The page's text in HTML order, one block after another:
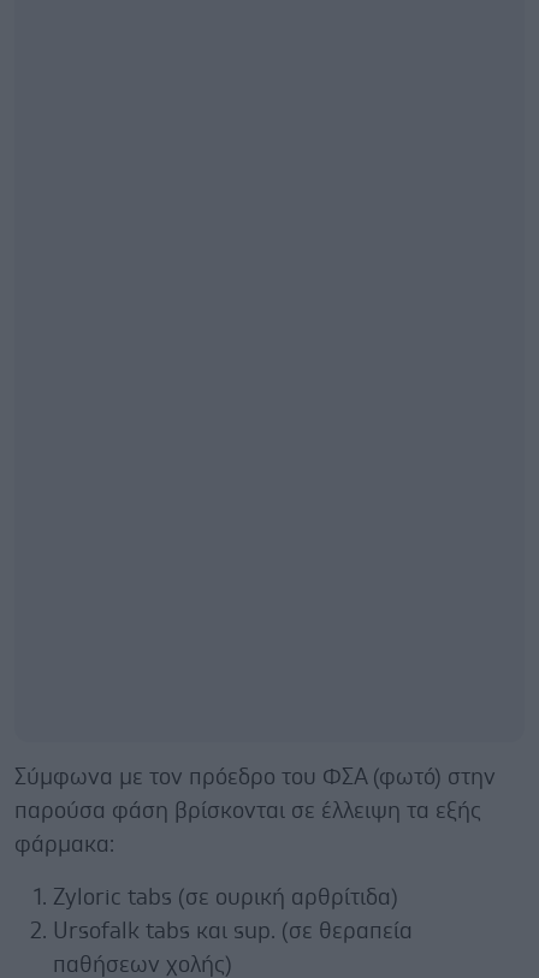
Σύμφωνα με τον πρόεδρο του ΦΣΑ (φωτό) στην
παρούσα φάση βρίσκονται σε έλλειψη τα εξής
φάρμακα:
Zyloric tabs (σε ουρική αρθρίτιδα)
Ursofalk tabs και sup. (σε θεραπεία
παθήσεων χολής)